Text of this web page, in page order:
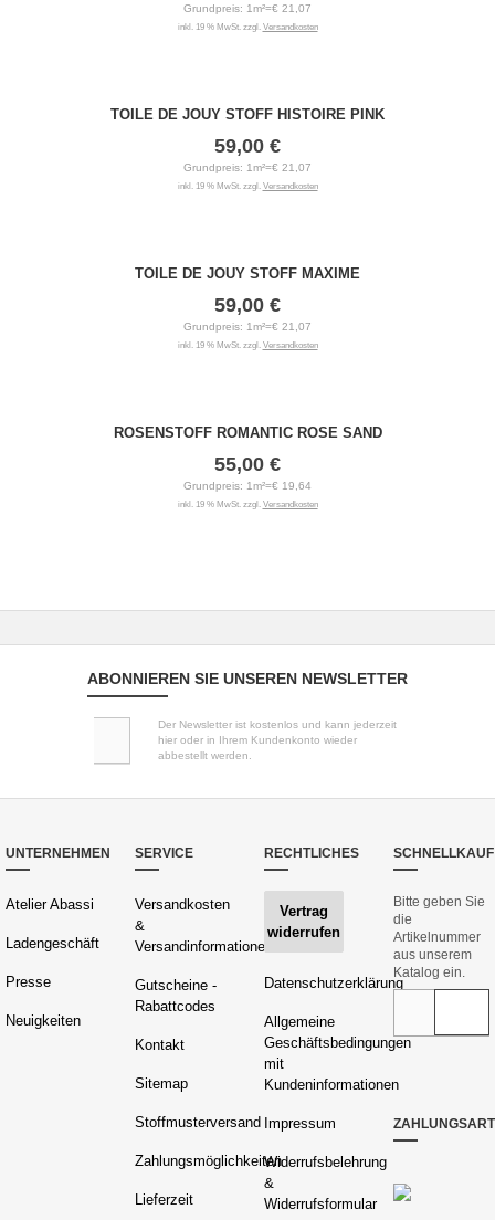
Grundpreis: 1m²=€ 21,07
inkl. 19 % MwSt. zzgl. Versandkosten
TOILE DE JOUY STOFF HISTOIRE PINK
59,00 €
Grundpreis: 1m²=€ 21,07
inkl. 19 % MwSt. zzgl. Versandkosten
TOILE DE JOUY STOFF MAXIME
59,00 €
Grundpreis: 1m²=€ 21,07
inkl. 19 % MwSt. zzgl. Versandkosten
ROSENSTOFF ROMANTIC ROSE SAND
55,00 €
Grundpreis: 1m²=€ 19,64
inkl. 19 % MwSt. zzgl. Versandkosten
ABONNIEREN SIE UNSEREN NEWSLETTER
Der Newsletter ist kostenlos und kann jederzeit
hier oder in Ihrem Kundenkonto wieder
abbestellt werden.
UNTERNEHMEN
Atelier Abassi
Ladengeschäft
Presse
Neuigkeiten
SERVICE
Versandkosten
&
Versandinformationen
Gutscheine -
Rabattcodes
Kontakt
Sitemap
Stoffmusterversand
Zahlungsmöglichkeiten
Lieferzeit
RECHTLICHES
Vertrag
widerrufen
Datenschutzerklärung
Allgemeine
Geschäftsbedingungen
mit
Kundeninformationen
Impressum
Widerrufsbelehrung
&
Widerrufsformular
SCHNELLKAUF
Bitte geben Sie
die
Artikelnummer
aus unserem
Katalog ein.